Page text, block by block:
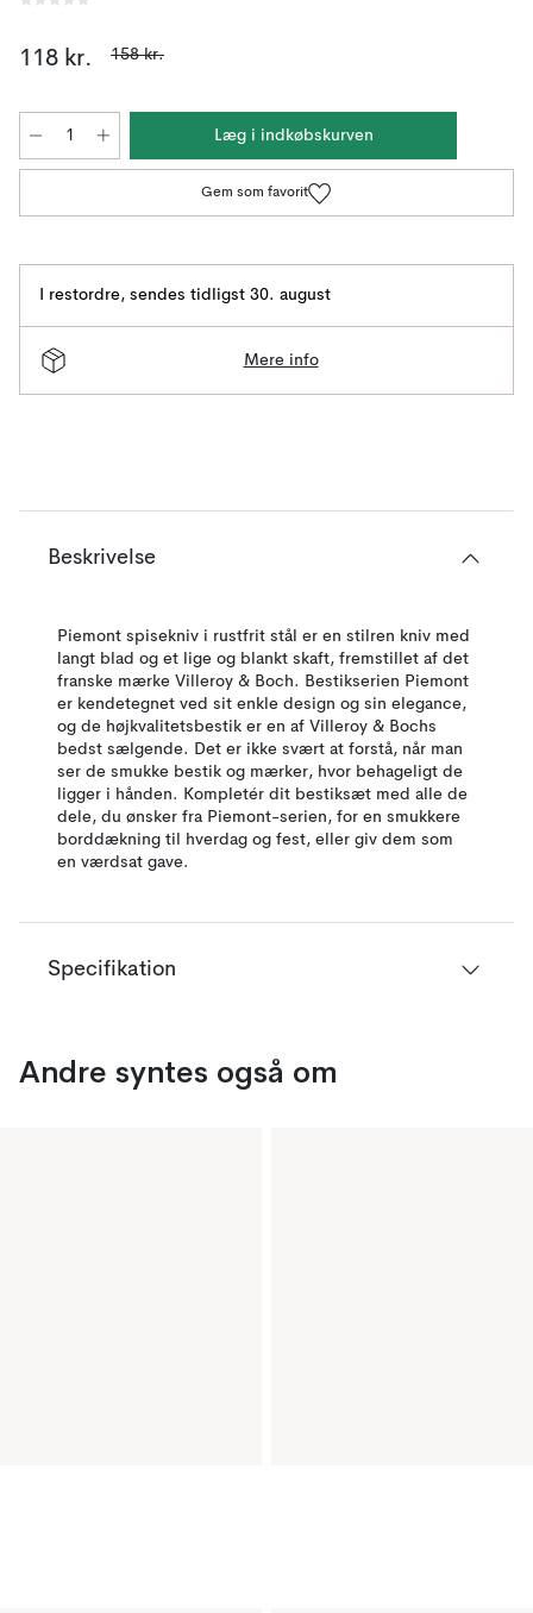
118 kr. 158 kr.
Læg i indkøbskurven
Gem som favorit
I restordre, sendes tidligst 30. august
Mere info
Beskrivelse
Piemont spisekniv i rustfrit stål er en stilren kniv med
langt blad og et lige og blankt skaft, fremstillet af det
franske mærke Villeroy & Boch. Bestikserien Piemont
er kendetegnet ved sit enkle design og sin elegance,
og de højkvalitetsbestik er en af Villeroy & Bochs
bedst sælgende. Det er ikke svært at forstå, når man
ser de smukke bestik og mærker, hvor behageligt de
ligger i hånden. Kompletér dit bestiksæt med alle de
dele, du ønsker fra Piemont-serien, for en smukkere
borddækning til hverdag og fest, eller giv dem som
en værdsat gave.
Specifikation
Andre syntes også om